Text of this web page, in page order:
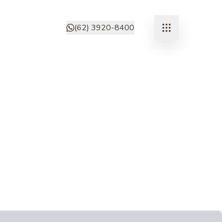
(62) 3920-8400